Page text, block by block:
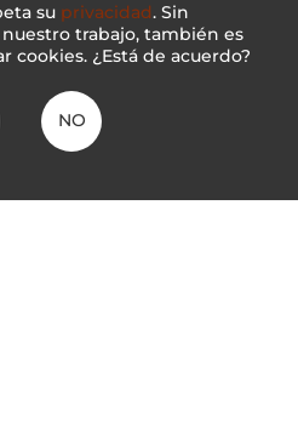
su privacidad. Sin
trabajo, también es
cookies. ¿Está de acuerdo?
NO